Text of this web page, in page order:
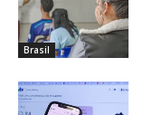
Brasil